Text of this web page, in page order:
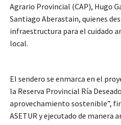
Agrario Provincial (CAP), Hugo
Santiago Aberastain, quienes
infraestructura para el cuidado
local.
El sendero se enmarca en el
la Reserva Provincial Ría
aprovechamiento sostenible”,
ASETUR y ejecutado de manera